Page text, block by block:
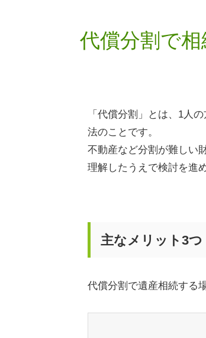
代償分割で
「代償分割」とは、 1人の
法のことです。
不動産など分割が難しい
理解したうえで検討を進
主なメリット3つ
代償分割で遺産相続する